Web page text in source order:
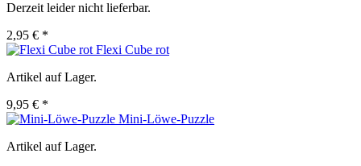
Derzeit leider nicht lieferbar.
2,95 € *
Flexi Cube rot
Artikel auf Lager.
9,95 € *
Mini-Löwe-Puzzle
Artikel auf Lager.